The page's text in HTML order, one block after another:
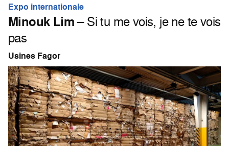
Expo internationale
Minouk Lim– Si tu me vois, je ne te vois
pas
Usines Fagor